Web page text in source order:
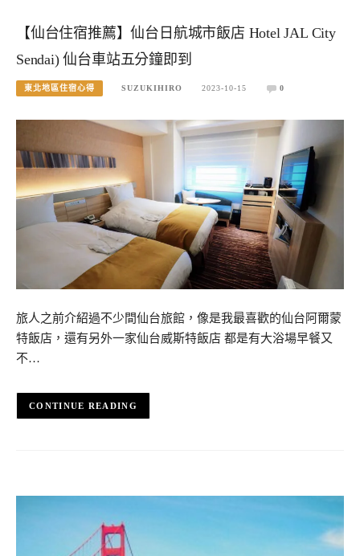
【仙台住宿推薦】仙台日航城市飯店 Hotel JAL City
Sendai) 仙台車站五分鐘即到
東北地區住宿心得 SUZUKIHIRO 2023-10-15 0
旅人之前介紹過不少間仙台旅館，像是我最喜歡的仙台阿爾蒙
特飯店，還有另外一家仙台威斯特飯店 都是有大浴場早餐又
不…
CONTINUE READING